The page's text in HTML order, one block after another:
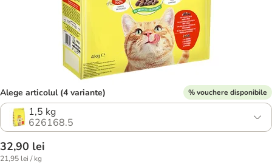
Alege articolul (4 variante) % vouchere disponibile
1,5 kg
626168.5
32,90 lei
21,95 lei / kg